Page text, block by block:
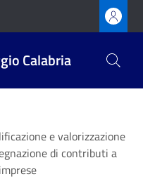
Calabria
e valorizzazione
di contributi a